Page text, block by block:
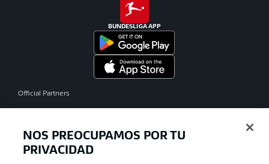
BUNDESLIGA APP
Official Partners
NOS PREOCUPAMOS POR TU
PRIVACIDAD